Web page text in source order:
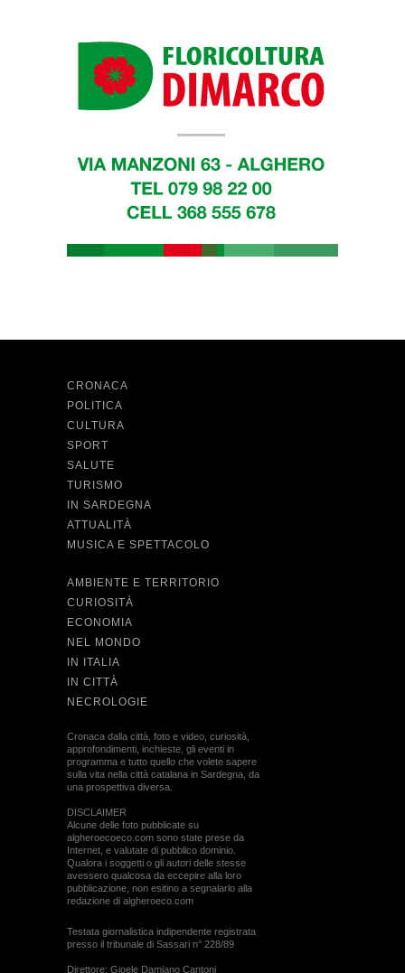
CRONACA
POLITICA
CULTURA
SPORT
SALUTE
TURISMO
IN SARDEGNA
ATTUALITÀ
MUSICA E SPETTACOLO
AMBIENTE E TERRITORIO
CURIOSITÀ
ECONOMIA
NEL MONDO
IN ITALIA
IN CITTÀ
NECROLOGIE
Cronaca dalla città, foto e video, curiosità,
approfondimenti, inchieste, gli eventi in
programma e tutto quello che volete sapere
sulla vita nella città catalana in Sardegna, da
una prospettiva diversa.
DISCLAIMER
Alcune delle foto pubblicate su
algheroecoeco.com sono state prese da
Internet, e valutate di pubblico dominio.
Qualora i soggetti o gli autori delle stesse
avessero qualcosa da eccepire alla loro
pubblicazione, non esitino a segnalarlo alla
redazione di algheroeco.com
Testata giornalistica indipendente registrata
presso il tribunale di Sassari n° 228/89
Direttore: Gioele Damiano Cantoni